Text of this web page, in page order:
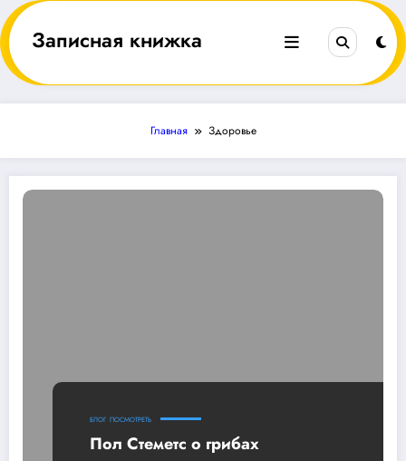
Перейти
к
содержимомуЗаписная книжка
Главная Здоровье
БЛОГ ПОСМОТРЕТЬ
Пол Стеметс о грибах